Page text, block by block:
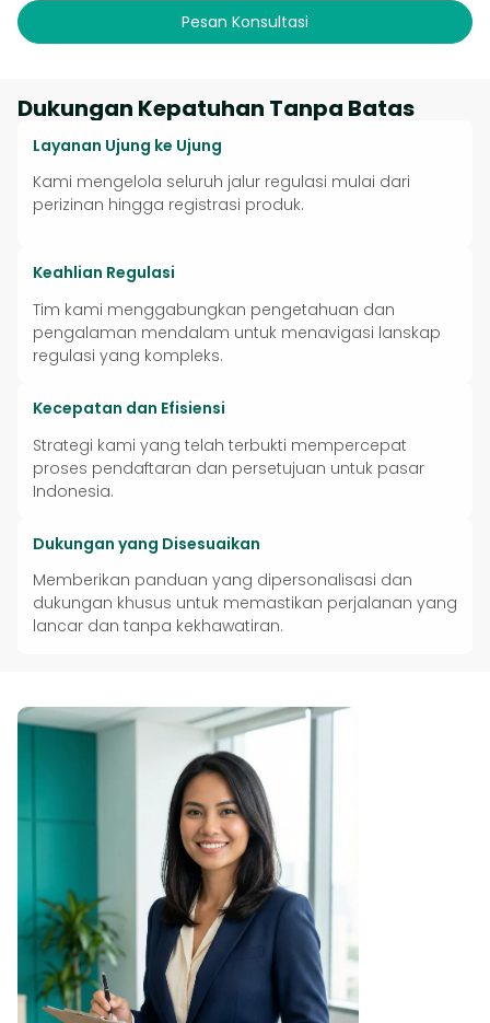
Pesan Konsultasi
Dukungan Kepatuhan Tanpa Batas
Layanan Ujung ke Ujung
Kami mengelola seluruh jalur regulasi mulai dari
perizinan hingga registrasi produk.
Keahlian Regulasi
Tim kami menggabungkan pengetahuan dan
pengalaman mendalam untuk menavigasi lanskap
regulasi yang kompleks.
Kecepatan dan Efisiensi
Strategi kami yang telah terbukti mempercepat
proses pendaftaran dan persetujuan untuk pasar
Indonesia.
Dukungan yang Disesuaikan
Memberikan panduan yang dipersonalisasi dan
dukungan khusus untuk memastikan perjalanan yang
lancar dan tanpa kekhawatiran.